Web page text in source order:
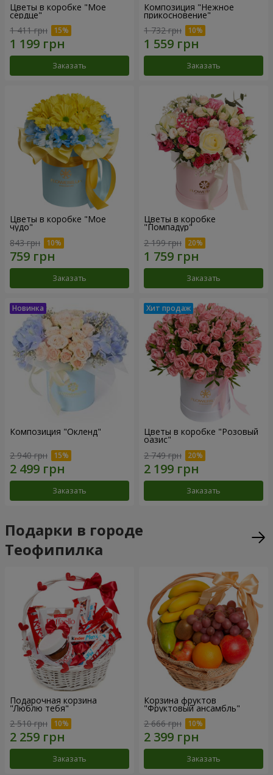
Цветы в коробке "Мое
сердце"
1 411 грн
Заказать
Композиция "Нежное
прикосновение"
1 732 грн
Заказать
Цветы в коробке "Мое
чудо"
843 грн
Заказать
Цветы в коробке
"Помпадур"
2 199 грн
Заказать
Композиция "Окленд"
2 940 грн
Заказать
Цветы в коробке "Розовый
оазис"
2 749 грн
Заказать
Подарки в городе
Теофипилка
Подарочная корзина
"Люблю тебя"
2 510 грн
Заказать
Корзина фруктов
"Фруктовый ансамбль"
2 666 грн
Заказать